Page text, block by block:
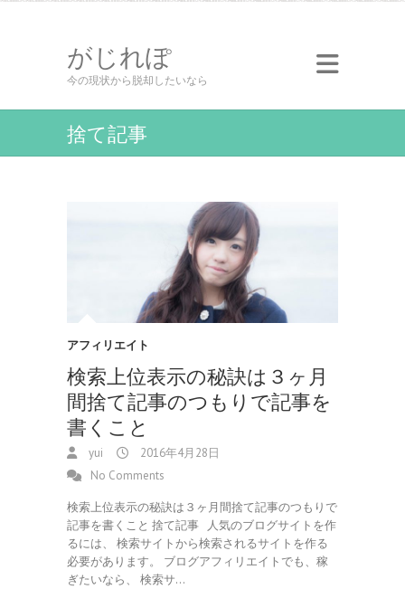
がじれぽ
今の現状から脱却したいなら
捨て記事
アフィリエイト
検索上位表示の秘訣は３ヶ月
間捨て記事のつもりで記事を
書くこと
yui
2016年4月28日
No Comments
検索上位表示の秘訣は３ヶ月間捨て記事のつもりで
記事を書くこと 捨て記事 人気のブログサイトを作
るには、 検索サイトから検索されるサイトを作る
必要があります。 ブログアフィリエイトでも、稼
ぎたいなら、 検索サ…